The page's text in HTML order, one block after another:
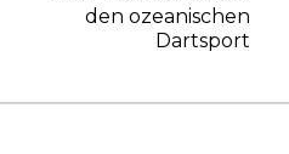
den ozeanischen
Dartsport